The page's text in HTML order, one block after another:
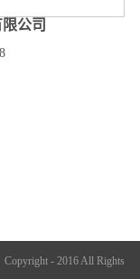
公司
- 2016 All Rights